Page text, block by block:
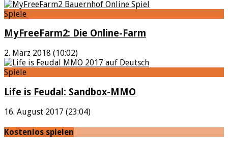
Spiele
MyFreeFarm2: Die Online-Farm
2. März 2018 (10:02)
Spiele
Life is Feudal: Sandbox-MMO
16. August 2017 (23:04)
Kostenlos spielen